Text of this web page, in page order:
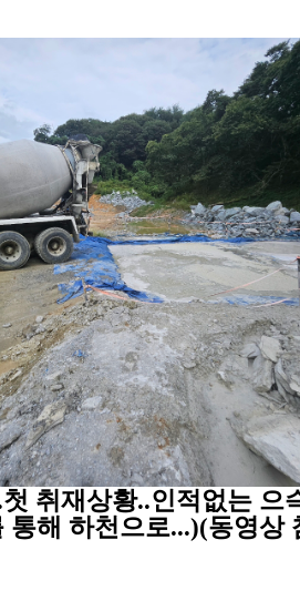
취재상황..인적없는 으
통해 하천으로...)(동영상